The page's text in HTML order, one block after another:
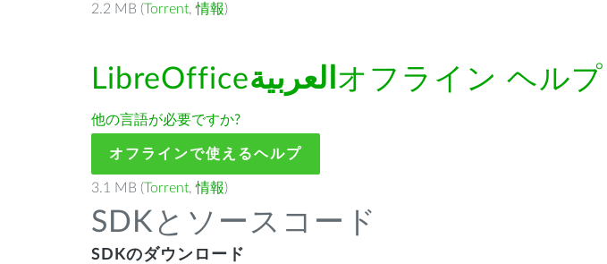
2.2 MB (Torrent,情報)
LibreOfficeالعربية オフライン ヘルプ
他の言語が必要ですか?
オフラインで使えるヘルプ
3.1 MB (Torrent,情報)
SDKとソースコード
SDKのダウンロード